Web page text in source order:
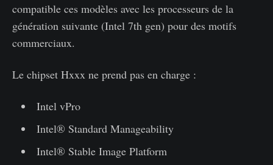
compatible ces modèles avec les processeurs de la
génération suivante (Intel 7th gen) pour des motifs
commerciaux.
Le chipset Hxxx ne prend pas en charge :
Intel vPro
Intel® Standard Manageability
Intel® Stable Image Platform